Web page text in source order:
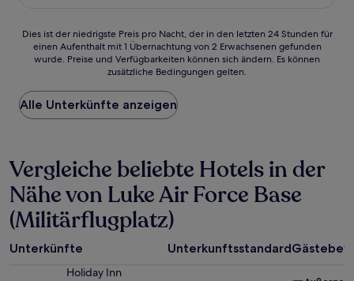
Dies
der
Preis
pro
Nacht,
den
letzten
24 Stunden
für
einen
mit
Dies ist der niedrigste Preis pro Nacht, der in den letzten 24 Stunden für
einen Aufenthalt mit 1 Übernachtung von 2 Erwachsenen gefunden
wurde. Preise und Verfügbarkeiten können sich ändern. Es können
zusätzliche Bedingungen gelten.
Alle Unterkünfte anzeigen
Vergleiche beliebte Hotels in der
Nähe von Luke Air Force Base
(Militärflugplatz)
Unterkünfte Unterkunftsstandard
Holiday Inn